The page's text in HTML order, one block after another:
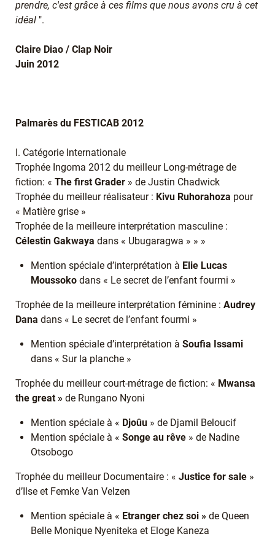
prendre, c'est grâce à ces films que nous avons cru à cet
idéal ".
Claire Diao / Clap Noir
Juin 2012
Palmarès du FESTICAB 2012
I. Catégorie Internationale
Trophée Ingoma 2012 du meilleur Long-métrage de
fiction: « The first Grader » de Justin Chadwick
Trophée du meilleur réalisateur : Kivu Ruhorahoza pour
« Matière grise »
Trophée de la meilleure interprétation masculine :
Célestin Gakwaya dans « Ubugaragwa » » »
Mention spéciale d’interprétation à Elie Lucas
Moussoko dans « Le secret de l’enfant fourmi »
Trophée de la meilleure interprétation féminine : Audrey
Dana dans « Le secret de l’enfant fourmi »
Mention spéciale d’interprétation à Soufia Issami
dans « Sur la planche »
Trophée du meilleur court-métrage de fiction: « Mwansa
the great » de Rungano Nyoni
Mention spéciale à « Djoûu » de Djamil Beloucif
Mention spéciale à « Songe au rêve » de Nadine
Otsobogo
Trophée du meilleur Documentaire : « Justice for sale »
d’Ilse et Femke Van Velzen
Mention spéciale à « Etranger chez soi » de Queen
Belle Monique Nyeniteka et Eloge Kaneza